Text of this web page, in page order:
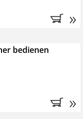
»
bedienen
»